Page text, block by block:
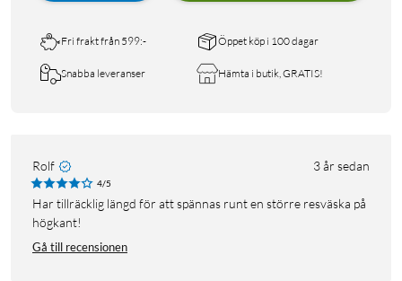
Fri frakt från 599:- Öppet köp i 100 dagar
Snabba leveranser Hämta i butik, GRATIS!
Rolf 3 år sedan
4/5
Har tillräcklig längd för att spännas runt en större resväska på
högkant!
Gå till recensionen